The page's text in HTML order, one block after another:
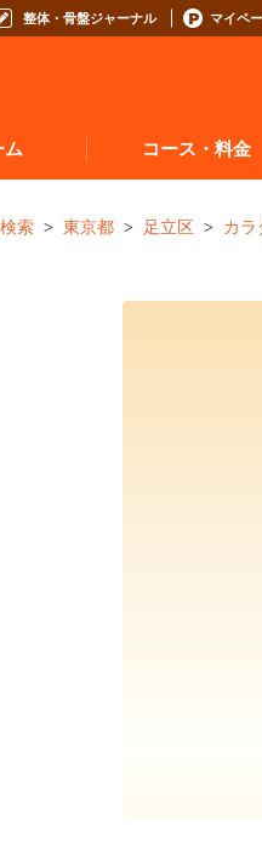
整体・骨盤ジャーナル マイペ
ム コース・料金
お悩みからコースを探す
索 東京都 足立区 カラ